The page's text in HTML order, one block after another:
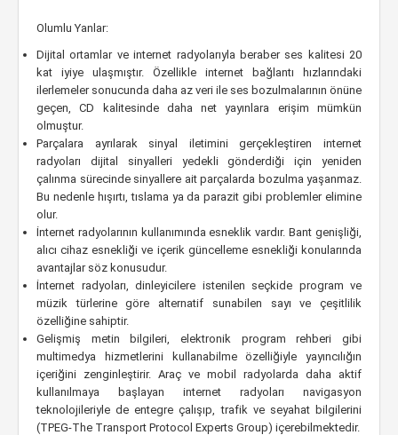
Olumlu Yanlar:
Dijital ortamlar ve internet radyolarıyla beraber ses kalitesi 20
kat iyiye ulaşmıştır. Özellikle internet bağlantı hızlarındaki
ilerlemeler sonucunda daha az veri ile ses bozulmalarının önüne
geçen, CD kalitesinde daha net yayınlara erişim mümkün
olmuştur.
Parçalara ayrılarak sinyal iletimini gerçekleştiren internet
radyoları dijital sinyalleri yedekli gönderdiği için yeniden
çalınma sürecinde sinyallere ait parçalarda bozulma yaşanmaz.
Bu nedenle hışırtı, tıslama ya da parazit gibi problemler elimine
olur.
İnternet radyolarının kullanımında esneklik vardır. Bant genişliği,
alıcı cihaz esnekliği ve içerik güncelleme esnekliği konularında
avantajlar söz konusudur.
İnternet radyoları, dinleyicilere istenilen seçkide program ve
müzik türlerine göre alternatif sunabilen sayı ve çeşitlilik
özelliğine sahiptir.
Gelişmiş metin bilgileri, elektronik program rehberi gibi
multimedya hizmetlerini kullanabilme özelliğiyle yayıncılığın
içeriğini zenginleştirir. Araç ve mobil radyolarda daha aktif
kullanılmaya başlayan internet radyoları navigasyon
teknolojileriyle de entegre çalışıp, trafik ve seyahat bilgilerini
(TPEG-The Transport Protocol Experts Group) içerebilmektedir.